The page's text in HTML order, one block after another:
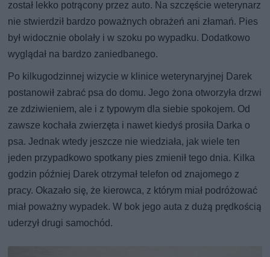
został lekko potrącony przez auto. Na szczęście weterynarz
nie stwierdził bardzo poważnych obrażeń ani złamań. Pies
był widocznie obolały i w szoku po wypadku. Dodatkowo
wyglądał na bardzo zaniedbanego.
Po kilkugodzinnej wizycie w klinice weterynaryjnej Darek
postanowił zabrać psa do domu. Jego żona otworzyła drzwi
ze zdziwieniem, ale i z typowym dla siebie spokojem. Od
zawsze kochała zwierzęta i nawet kiedyś prosiła Darka o
psa. Jednak wtedy jeszcze nie wiedziała, jak wiele ten
jeden przypadkowo spotkany pies zmienił tego dnia. Kilka
godzin później Darek otrzymał telefon od znajomego z
pracy. Okazało się, że kierowca, z którym miał podróżować
miał poważny wypadek. W bok jego auta z dużą prędkością
uderzył drugi samochód.